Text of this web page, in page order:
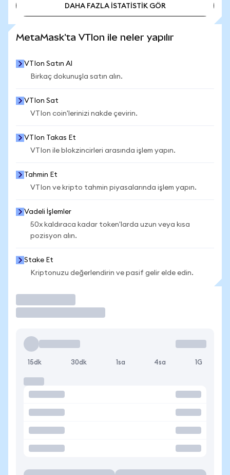
DAHA FAZLA İSTATİSTİK GÖR
MetaMask'ta VTIon ile neler yapılır
VTIon Satın Al
Birkaç dokunuşla satın alın.
VTIon Sat
VTIon coin'lerinizi nakde çevirin.
VTIon Takas Et
VTIon ile blokzincirleri arasında işlem yapın.
Tahmin Et
VTIon ve kripto tahmin piyasalarında işlem yapın.
Vadeli İşlemler
50x kaldıraca kadar token'larda uzun veya kısa
pozisyon alın.
Stake Et
Kriptonuzu değerlendirin ve pasif gelir elde edin.
15dk 30dk 1sa 4sa 1G